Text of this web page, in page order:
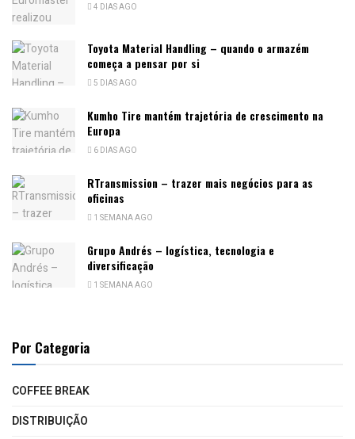
4 DIAS AGO
Toyota Material Handling – quando o armazém
começa a pensar por si
5 DIAS AGO
Kumho Tire mantém trajetória de crescimento na
Europa
6 DIAS AGO
RTransmission – trazer mais negócios para as
oficinas
1 SEMANA AGO
Grupo Andrés – logística, tecnologia e
diversificação
1 SEMANA AGO
Por Categoria
COFFEE BREAK
DISTRIBUIÇÃO